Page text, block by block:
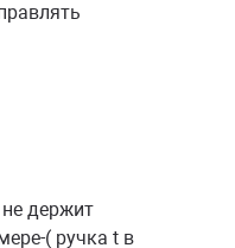
держит
( ручка t в